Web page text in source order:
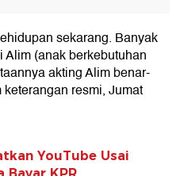
sekarang. Banyak
(anak berkebutuhan
akting Alim benar-
resmi, Jumat
YouTube Usai